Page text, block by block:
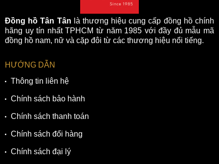
Đồng hồ Tân Tân là thương hiệu cung cấp đồng hồ chính
hãng uy tín nhất TPHCM từ năm 1985 với đầy đủ mẫu mã
đồng hồ nam, nữ và cặp đôi từ các thương hiệu nổi tiếng.
HƯỚNG DẪN
Thông tin liên hệ
Chính sách bảo hành
Chính sách thanh toán
Chính sách đổi hàng
Chính sách đại lý